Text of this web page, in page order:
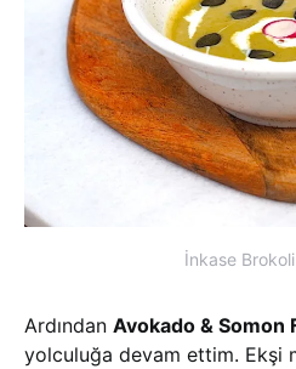
İnkase Brokoli
Ardından Avokado & Somon
yolculuğa devam ettim. Ekşi